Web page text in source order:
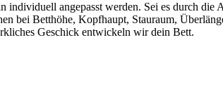
individuell angepasst werden. Sei es durch die
bei Betthöhe, Kopfhaupt, Stauraum,
Geschick entwickeln wir dein Bett.